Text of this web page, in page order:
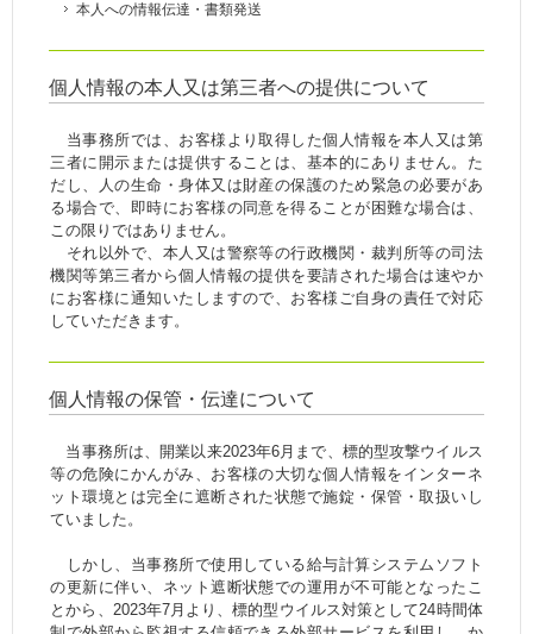
本人への情報伝達・書類発送
個人情報の本人又は第三者への提供について
当事務所では、お客様より取得した個人情報を本人又は第
三者に開示または提供することは、基本的にありません。た
だし、人の生命・身体又は財産の保護のため緊急の必要があ
る場合で、即時にお客様の同意を得ることが困難な場合は、
この限りではありません。
それ以外で、本人又は警察等の行政機関・裁判所等の司法
機関等第三者から個人情報の提供を要請された場合は速やか
にお客様に通知いたしますので、お客様ご自身の責任で対応
していただきます。
個人情報の保管・伝達について
当事務所は、開業以来2023年6月まで、標的型攻撃ウイルス
等の危険にかんがみ、お客様の大切な個人情報をインターネ
ット環境とは完全に遮断された状態で施錠・保管・取扱いし
ていました。
しかし、当事務所で使用している給与計算システムソフト
の更新に伴い、ネット遮断状態での運用が不可能となったこ
とから、2023年7月より、標的型ウイルス対策として24時間体